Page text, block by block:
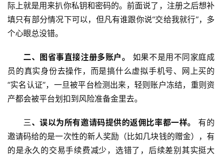
际上就是用来扒你私钥和密码的。前面说了，注册之后想补
填只有部分情况下可以，但凡有谁跟你说“交给我就行”，多
个心眼总没错。
二、图省事直接注册多账户。
如果不是用不同家庭成
员的真实身份去操作，而是搞什么虚拟手机号、网上买的
“实名认证”，一旦被平台检测出来，轻则账户冻结，重则资
产都会被平台划扣到风险准备金里去。
三、误以为所有邀请码提供的返佣比率都一样。
有的
邀请码给的是一次性的新人奖励（比如几块钱的赠金），有
的是永久的交易手续费减少，选错了，后续差别其实挺大